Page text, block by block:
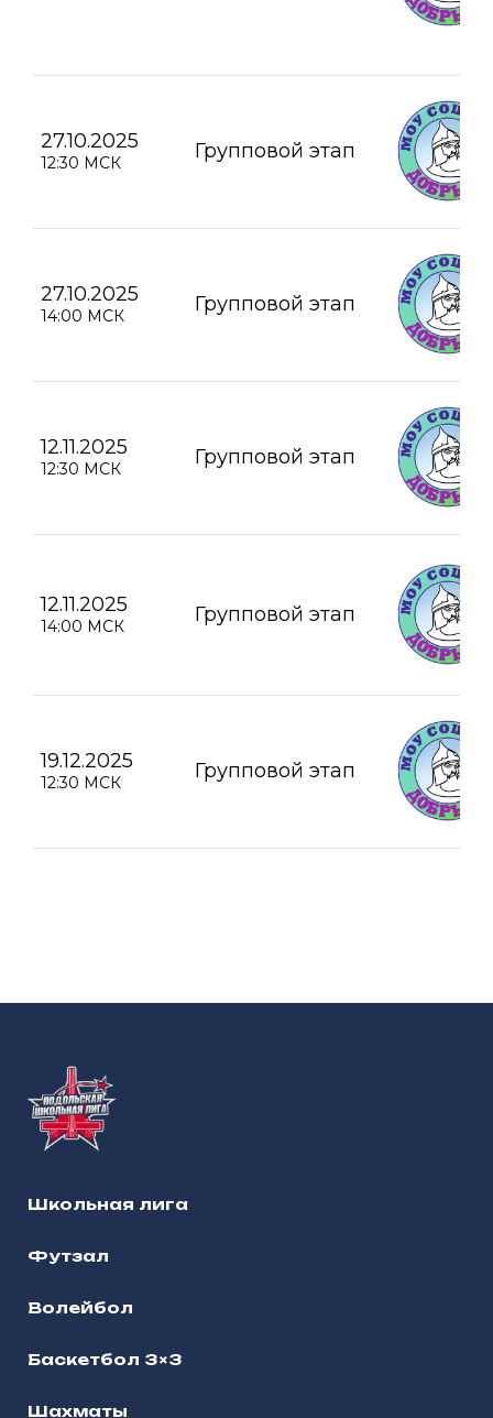
27.10.2025
12:30 МСК Групповой этап
27.10.2025
14:00 МСК Групповой этап
12.11.2025
12:30 МСК Групповой этап
12.11.2025
14:00 МСК Групповой этап
19.12.2025
12:30 МСК Групповой этап
Школьная лига
Футзал
Волейбол
Баскетбол 3×3
Шахматы